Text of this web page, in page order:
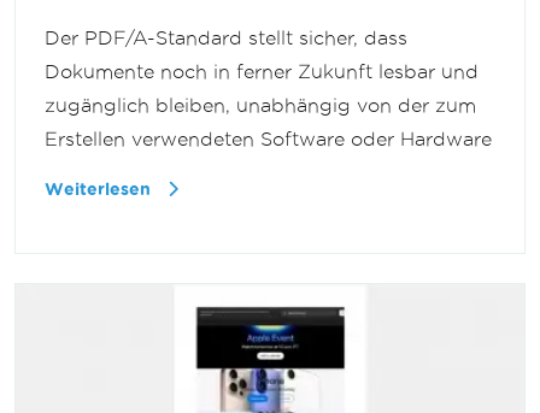
Der PDF/A-Standard stellt sicher, dass
Dokumente noch in ferner Zukunft lesbar und
zugänglich bleiben, unabhängig von der zum
Erstellen verwendeten Software oder Hardware
Weiterlesen